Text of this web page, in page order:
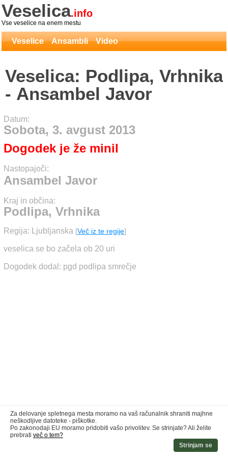
Veselica.info
Vse veselice na enem mestu
Veselice Ansambli Video
Veselica: Podlipa, Vrhnika
- Ansambel Javor
Datum:
Sobota, 3. avgust 2013
Dogodek je že minil
Nastopajoči:
Ansambel Javor
Kraj in občina:
Podlipa, Vrhnika
Regija: Ljubljanska [Več iz te regije]
veselica se bo začela ob 20 uri
Dogodek dodal: pgd podlipa smrečje
Za delovanje spletnega mesta moramo na vaš računalnik shraniti majhne
neškodljive datoteke - piškotke.
Po zakonodaji EU moramo pridobiti vašo privolitev. Se strinjate? Ali želite
prebrati več o tem?
Strinjam se